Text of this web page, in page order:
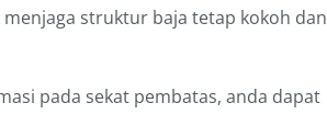
struktur baja tetap kokoh dan
pada sekat pembatas, anda dapat